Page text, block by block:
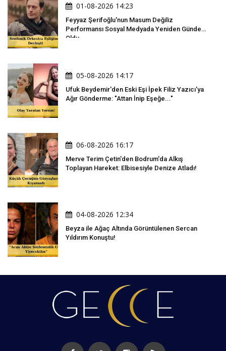
01-08-2026 14:23
Feyyaz Şerifoğlu'nun Masum Değiliz
Performansı Sosyal Medyada Yeniden Gündem
Oldu
05-08-2026 14:17
Ufuk Beydemir'den Eski Eşi İpek Filiz Yazıcı'ya
Ağır Gönderme: "Attan İnip Eşeğe..."
06-08-2026 16:17
Merve Terim Çetin'den Bodrum'da Alkış
Toplayan Hareket: Elbisesiyle Denize Atladı!
04-08-2026 12:34
Beyza ile Ağaç Altında Görüntülenen Sercan
Yıldırım Konuştu!